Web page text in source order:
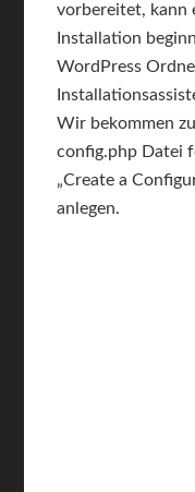
vorbereitet, kann
Installation
WordPress
Wir bekommen
config.php Datei
„Create a
anlegen.